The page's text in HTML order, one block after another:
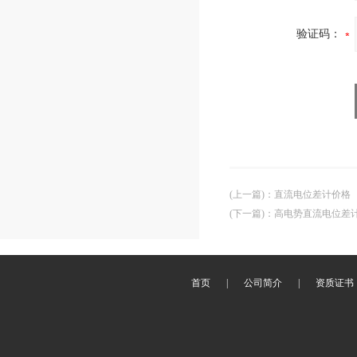
验证码：
(上一篇) ： 直流电位差计价格
(下一篇) ： 高电势直流电位差
首页 公司简介 资质证书